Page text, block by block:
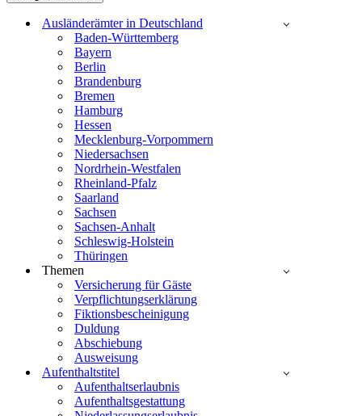
Ausländerämter in Deutschland
Baden-Württemberg
Bayern
Berlin
Brandenburg
Bremen
Hamburg
Hessen
Mecklenburg-Vorpommern
Niedersachsen
Nordrhein-Westfalen
Rheinland-Pfalz
Saarland
Sachsen
Sachsen-Anhalt
Schleswig-Holstein
Thüringen
Themen
Versicherung für Gäste
Verpflichtungserklärung
Fiktionsbescheinigung
Duldung
Abschiebung
Ausweisung
Aufenthaltstitel
Aufenthaltserlaubnis
Aufenthaltsgestattung